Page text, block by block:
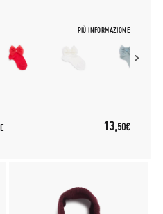
PIÙ INFORMAZIONE
13,50€